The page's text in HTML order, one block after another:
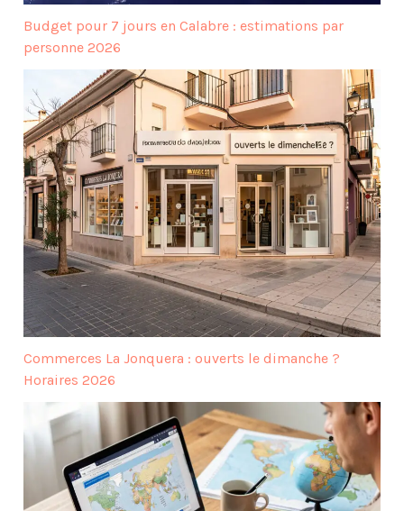
Budget pour 7 jours en Calabre : estimations par
personne 2026
Commerces La Jonquera : ouverts le dimanche ?
Horaires 2026